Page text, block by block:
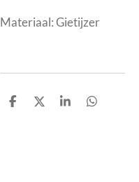
Materiaal: Gietijzer
D
D
S
D